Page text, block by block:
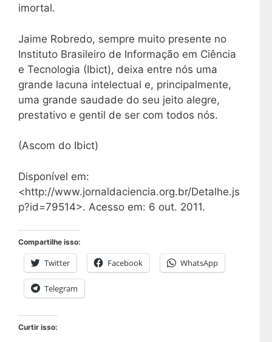
imortal.
Jaime Robredo, sempre muito presente no
Instituto Brasileiro de Informação em Ciência
e Tecnologia (Ibict), deixa entre nós uma
grande lacuna intelectual e, principalmente,
uma grande saudade do seu jeito alegre,
prestativo e gentil de ser com todos nós.
(Ascom do Ibict)
Disponível em:
<http://www.jornaldaciencia.org.br/Detalhe.js
p?id=79514>. Acesso em: 6 out. 2011.
Compartilhe isso:
Twitter Facebook WhatsApp
Telegram
Curtir isso: